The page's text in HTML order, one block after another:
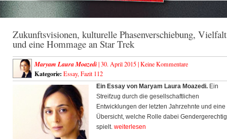
Zukunftsvisionen, kulturelle Phasenverschiebung, Vielfalt
und eine Hommage an Star Trek
Maryam Laura Moazedi| 30. April 2015 |Keine Kommentare
Kategorie: Essay, Fazit 112
Ein Essay von Maryam Laura Moazedi. Ein
Streifzug durch die gesellschaftlichen
Entwicklungen der letzten Jahrzehnte und eine
Übersicht, welche Rolle dabei
spielt. weiterlesen